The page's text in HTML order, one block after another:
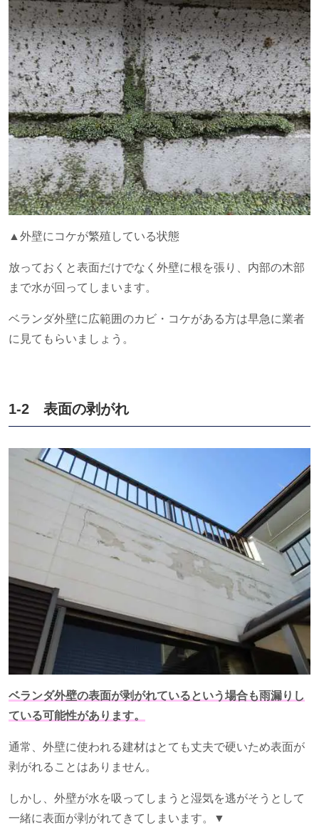
▲外壁にコケが繁殖している状態
放っておくと表面だけでなく外壁に根を張り、内部の木部
まで水が回ってしまいます。
ベランダ外壁に広範囲のカビ・コケがある方は早急に業者
に見てもらいましょう。
1-2 表面の剥がれ
ベランダ外壁の表面が剥がれているという場合も雨漏りし
ている可能性があります。
通常、外壁に使われる建材はとても丈夫で硬いため表面が
剥がれることはありません。
しかし、外壁が水を吸ってしまうと湿気を逃がそうとして
一緒に表面が剥がれてきてしまいます。▼